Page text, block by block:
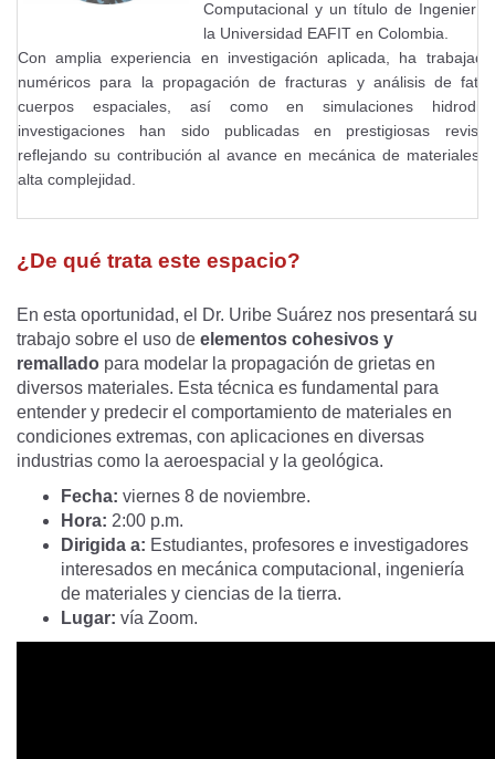
Computacional y un título de Ingeniería
la Universidad EAFIT en Colombia.
Con amplia experiencia en investigación aplicada, ha
numéricos para la propagación de fracturas y análisis de
cuerpos espaciales, así como en simulaciones
investigaciones han sido publicadas en prestigiosas
reflejando su contribución al avance en mecánica de materiales
alta complejidad.
¿De qué trata este espacio?
En esta oportunidad, el Dr. Uribe Suárez nos presentará su
trabajo sobre el uso de elementos cohesivos y
remallado para modelar la propagación de grietas en
diversos materiales. Esta técnica es fundamental para
entender y predecir el comportamiento de materiales en
condiciones extremas, con aplicaciones en diversas
industrias como la aeroespacial y la geológica.
Fecha: viernes 8 de noviembre.
Hora: 2:00 p.m.
Dirigida a: Estudiantes, profesores e investigadores
interesados en mecánica computacional, ingeniería
de materiales y ciencias de la tierra.
Lugar: vía Zoom.